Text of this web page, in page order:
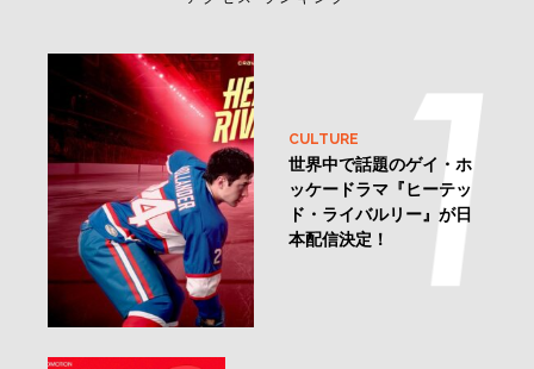
アクセス ランキング